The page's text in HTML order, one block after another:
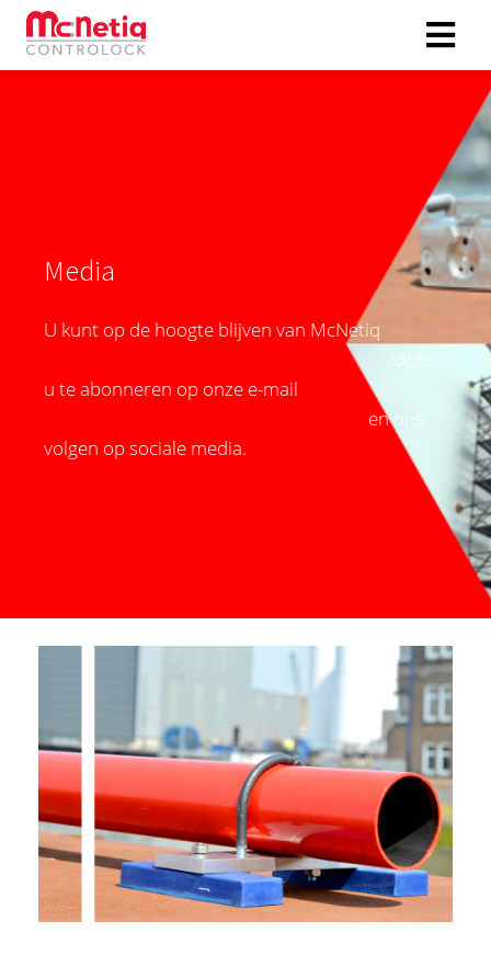
Media
U kunt op de hoogte blijven van McNetiq
door
u te abonneren op onze e-mail
en ons
volgen op sociale media.